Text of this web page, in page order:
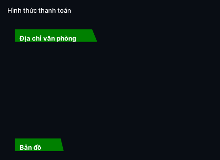
Hình thức thanh toán
Địa chỉ văn phòng
Bản đồ